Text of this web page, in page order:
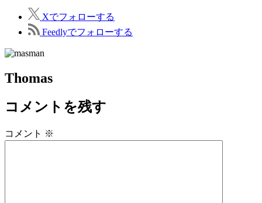
Xでフォローする
Feedlyでフォローする
Thomas
コメントを残す
コメント ※